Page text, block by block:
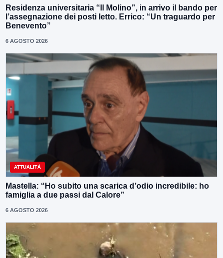
Residenza universitaria “Il Molino”, in arrivo il bando per
l’assegnazione dei posti letto. Errico: “Un traguardo per
Benevento”
6 AGOSTO 2026
ATTUALITÀ
Mastella: “Ho subito una scarica d’odio incredibile: ho
famiglia a due passi dal Calore”
6 AGOSTO 2026